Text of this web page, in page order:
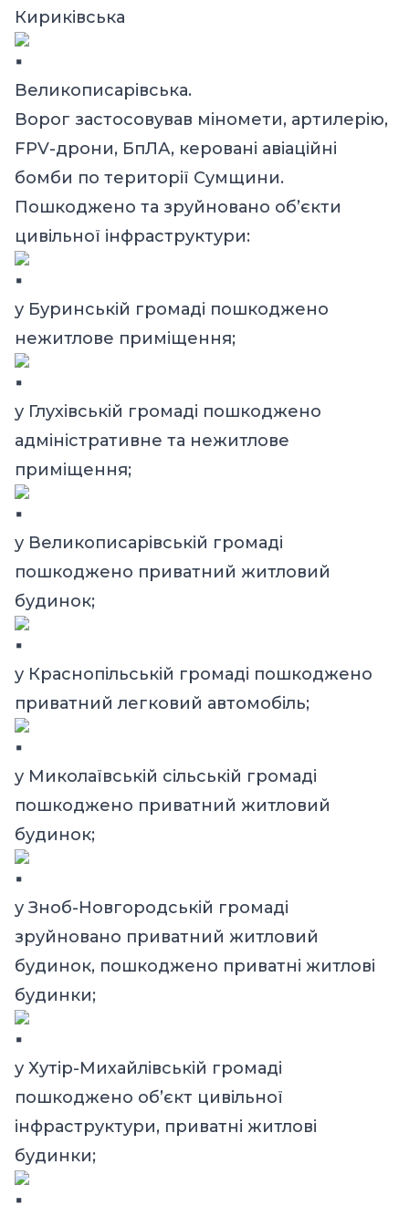
Кириківська
Великописарівська.
Ворог застосовував міномети, артилерію,
FPV-дрони, БпЛА, керовані авіаційні
бомби по території Сумщини.
Пошкоджено та зруйновано об’єкти
цивільної інфраструктури:
у Буринській громаді пошкоджено
нежитлове приміщення;
у Глухівській громаді пошкоджено
адміністративне та нежитлове
приміщення;
у Великописарівській громаді
пошкоджено приватний житловий
будинок;
у Краснопільській громаді пошкоджено
приватний легковий автомобіль;
у Миколаївській сільській громаді
пошкоджено приватний житловий
будинок;
у Зноб-Новгородській громаді
зруйновано приватний житловий
будинок, пошкоджено приватні житлові
будинки;
у Хутір-Михайлівській громаді
пошкоджено об’єкт цивільної
інфраструктури, приватні житлові
будинки;